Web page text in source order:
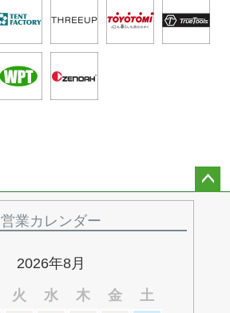
営業カレンダー
2026年8月
火 水 木 金 土